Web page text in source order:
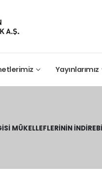
Yayınlarımız
MÜKELLEFLERININ